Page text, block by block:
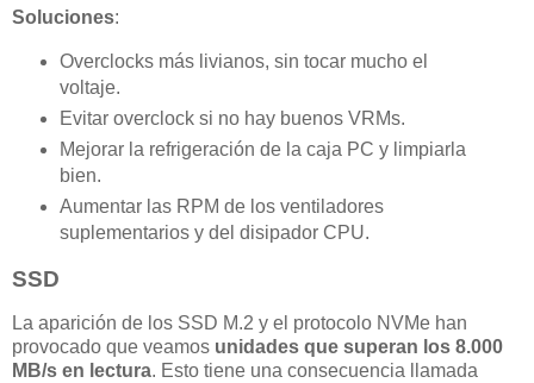
Soluciones:
Overclocks más livianos, sin tocar mucho el
voltaje.
Evitar overclock si no hay buenos VRMs.
Mejorar la refrigeración de la caja PC y limpiarla
bien.
Aumentar las RPM de los ventiladores
suplementarios y del disipador CPU.
SSD
La aparición de los SSD M.2 y el protocolo NVMe han
provocado que veamos unidades que superan los 8.000
MB/s en lectura. Esto tiene una consecuencia llamada